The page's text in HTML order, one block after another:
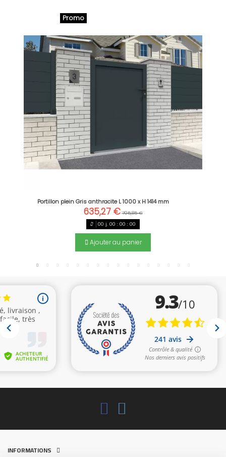
Promo
Portillon plein Gris anthracite L 1000 x H 1414 mm
635,27 € 705,85 €
00 j. 00 :00 :00
Ajouter au panier
INFORMATIONS